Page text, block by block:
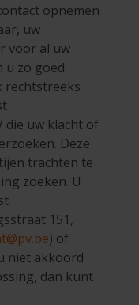
opnemen
uw
voor al uw
u zo goed
rechtstreeks
die uw klacht of
Deze
trachten te
zoeken. U
151,
) of
niet akkoord
dan kunt